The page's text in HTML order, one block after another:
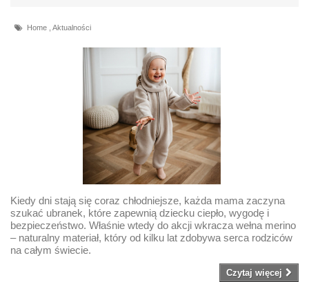
Home Aktualności
Kiedy dni stają się coraz chłodniejsze, każda mama zaczyna
szukać ubranek, które zapewnią dziecku ciepło, wygodę i
bezpieczeństwo. Właśnie wtedy do akcji wkracza wełna merino
– naturalny materiał, który od kilku lat zdobywa serca rodziców
na całym świecie.
Czytaj więcej